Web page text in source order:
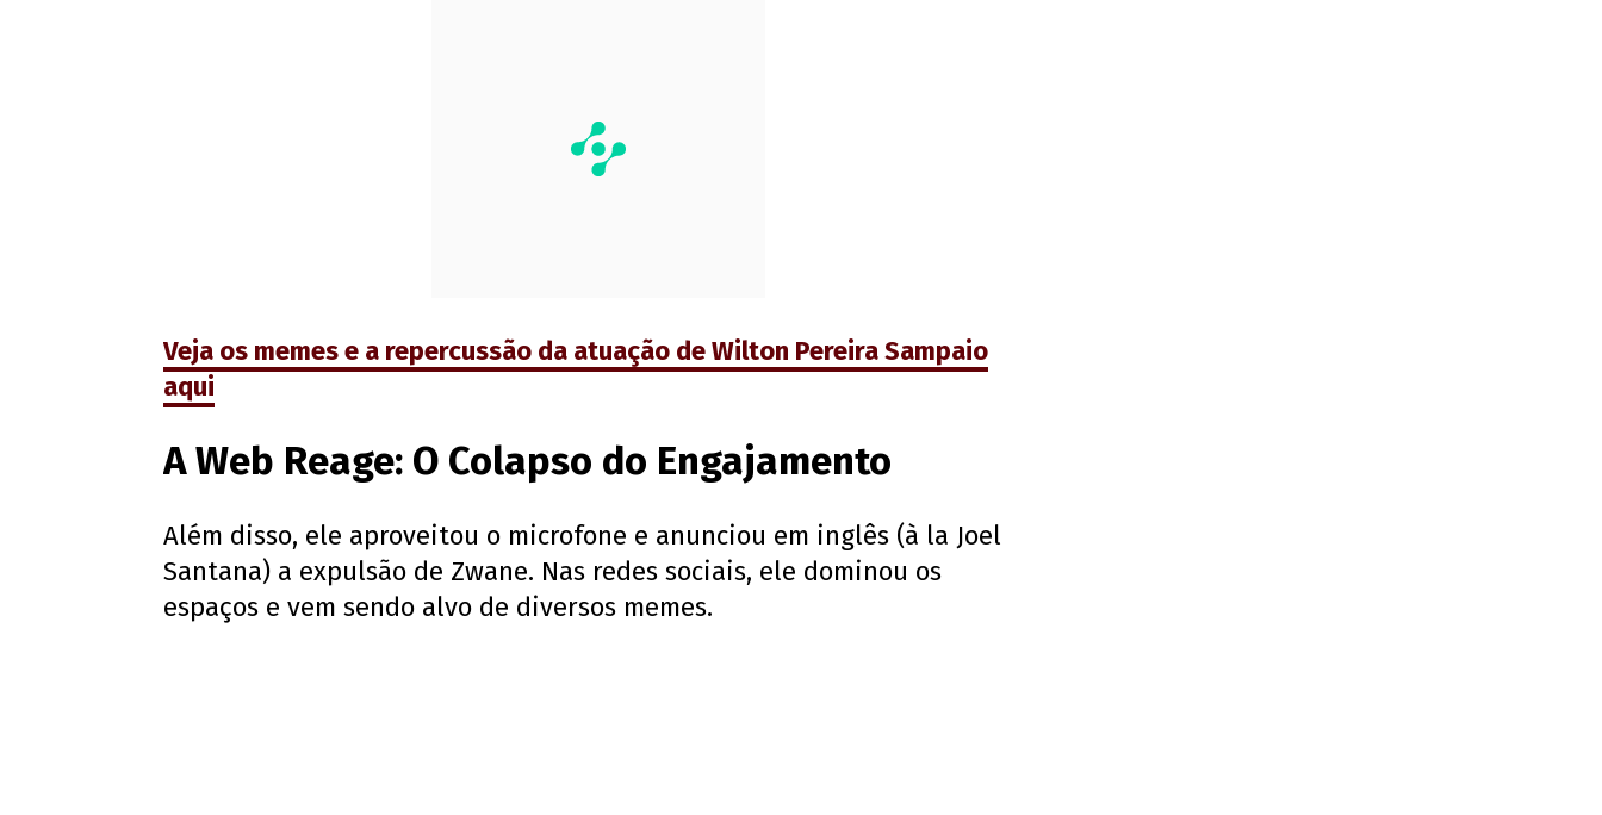
Veja os memes e a repercussão da atuação de Wilton Pereira Sampaio
aqui
A Web Reage: O Colapso do Engajamento
Além disso, ele aproveitou o microfone e anunciou em inglês (à la Joel
Santana) a expulsão de Zwane. Nas redes sociais, ele dominou os
espaços e vem sendo alvo de diversos memes.